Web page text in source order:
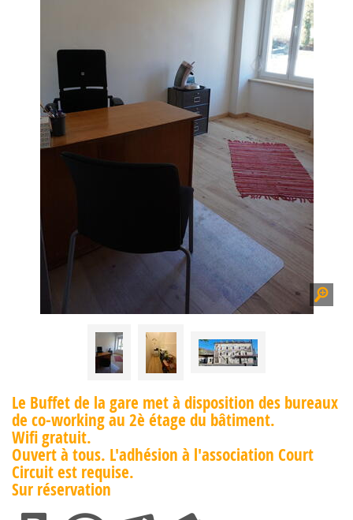
Le Buffet de la gare met à disposition des bureaux
de co-working au 2è étage du bâtiment.
Wifi gratuit.
Ouvert à tous. L'adhésion à l'association Court
Circuit est requise.
Sur réservation